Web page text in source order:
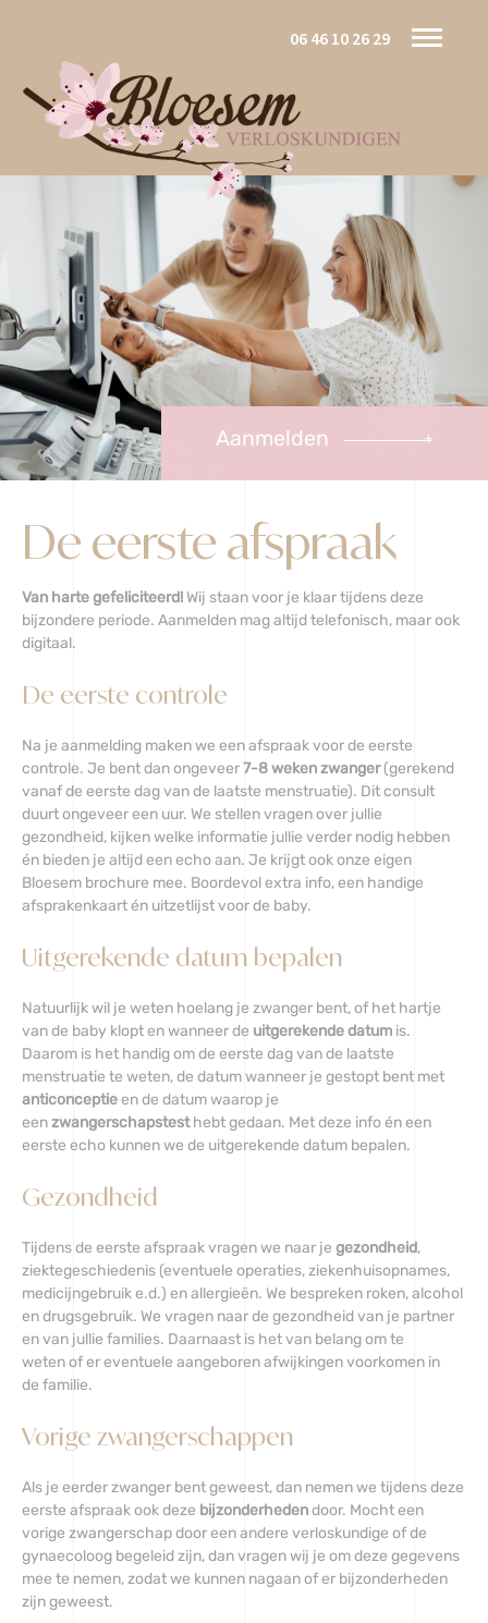
06 46 10 26 29
Aanmelden
De eerste afspraak
Van harte gefeliciteerd!Wij staan voor je klaar tijdens deze
bijzondere periode. Aanmelden mag altijd telefonisch, maar ook
digitaal.
De eerste controle
Na je aanmelding maken we een afspraak voor de eerste
controle. Je bent dan ongeveer7-8 weken zwanger(gerekend
vanaf de eerste dag van de laatste menstruatie). Dit consult
duurt ongeveer een uur. We stellen vragen over jullie
gezondheid, kijken welke informatie jullie verder nodig hebben
én bieden je altijd een echo aan. Je krijgt ook onze eigen
Bloesem brochure mee. Boordevol extra info, een handige
afsprakenkaart én uitzetlijst voor de baby.
Uitgerekende datum bepalen
Natuurlijk wil je weten hoelang je zwanger bent, of het hartje
van de baby klopt en wanneer de uitgerekende datum is.
Daarom is het handig om de eerste dag van de laatste
menstruatie te weten, de datum wanneer je gestopt bent met
anticonceptieen de datum waarop je
eenzwangerschapstesthebt gedaan. Met deze info én een
eerste echo kunnen we de uitgerekende datum bepalen.
Gezondheid
Tijdens de eerste afspraak vragen we naar je gezondheid,
ziektegeschiedenis (eventuele operaties, ziekenhuisopnames,
medicijngebruik e.d.) en allergieën. We bespreken roken, alcohol
en drugsgebruik. We vragen naar de gezondheid van je partner
en van jullie families. Daarnaast is het van belang om te
weten of er eventuele aangeboren afwijkingen voorkomen in
de familie.
Vorige zwangerschappen
Als je eerder zwanger bent geweest, dan nemen we tijdens deze
eerste afspraak ook deze bijzonderhedendoor. Mocht een
vorige zwangerschap door een andere verloskundige of de
gynaecoloog begeleid zijn, dan vragen wij je om deze gegevens
mee te nemen, zodat we kunnen nagaan of er bijzonderheden
zijn geweest.